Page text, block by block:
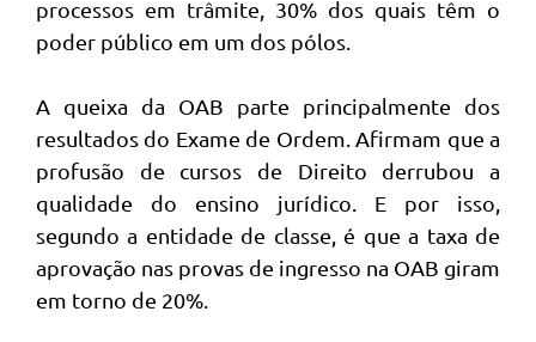
processos em trâmite, 30% dos quais têm o
poder público em um dos pólos.
A queixa da OAB parte principalmente dos
resultados do Exame de Ordem. Afirmam que a
profusão de cursos de Direito derrubou a
qualidade do ensino jurídico. E por isso,
segundo a entidade de classe, é que a taxa de
aprovação nas provas de ingresso na OAB giram
em torno de 20%.